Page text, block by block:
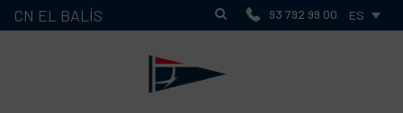
CN EL BALÍS 93 792 99 00 ES